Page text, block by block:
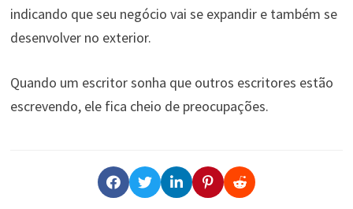
indicando que seu negócio vai se expandir e também se
desenvolver no exterior.
Quando um escritor sonha que outros escritores estão
escrevendo, ele fica cheio de preocupações.